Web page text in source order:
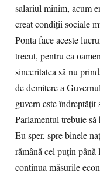
salariul minim, acum
creat condiţii sociale
Ponta face aceste
trecut, pentru ca
sinceritatea să nu
de demitere a
guvern este îndreptăţit
Parlamentul trebuie să
Eu sper, spre binele
rămână cel puţin
continua măsurile